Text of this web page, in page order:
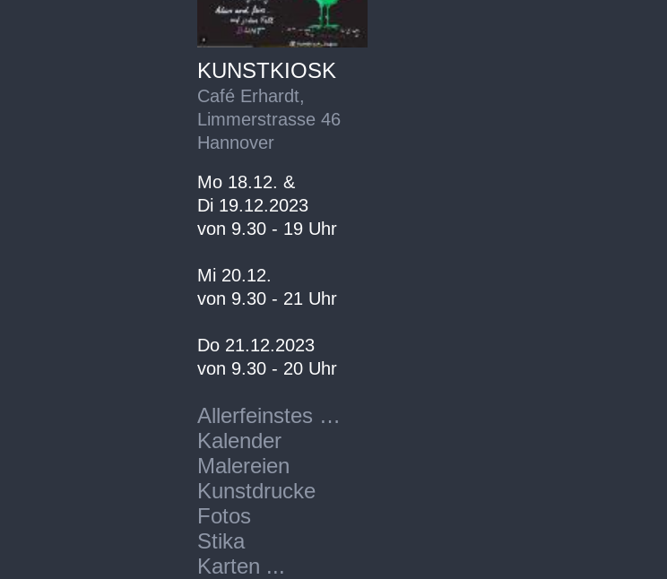
KUNSTKIOSK
Café Erhardt,
Limmerstrasse 46
Hannover
Mo 18.12. &
Di 19.12.2023
von 9.30 - 19 Uhr
Mi 20.12.
von 9.30 - 21 Uhr
Do 21.12.2023
von 9.30 - 20 Uhr
Allerfeinstes …
Kalender
Malereien
Kunstdrucke
Fotos
Stika
Karten ...